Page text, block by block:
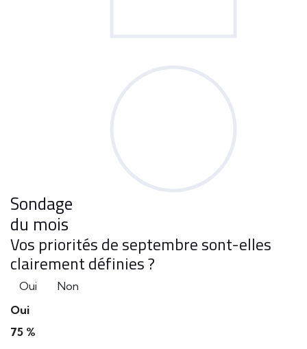
Sondage
du mois
Vos priorités de septembre sont-elles
clairement définies ?
Oui
Non
Oui
75 %